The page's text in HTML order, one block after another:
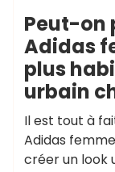
Peut-on
Adidas
plus
urbain
Il est tout à
Adidas
créer un look